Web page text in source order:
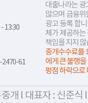
13:30
2470-61
대출나라는 광
않으며 금융
광고 등록 합
체가 제공하는
책임을 지지 않
중개수수료를
에게 큰 불행
평점 하락으로
개 l 대표자 : 신준